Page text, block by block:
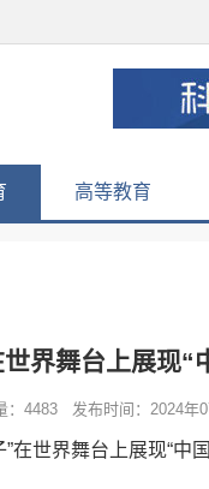
高等教育
界舞台上展现“
4483 发布时间：2024年